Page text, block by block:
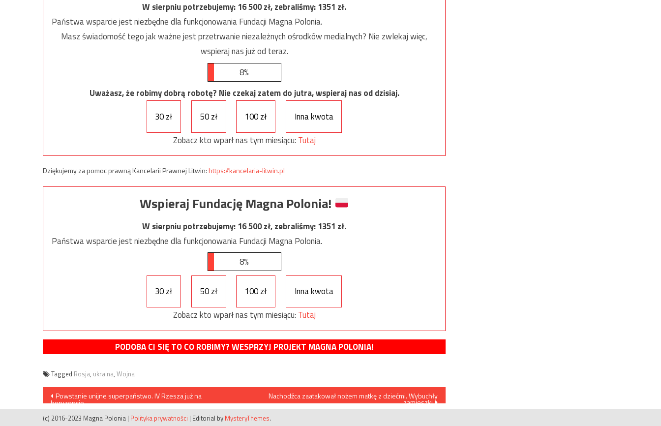
W sierpniu potrzebujemy:16 500zł, zebraliśmy:1351 zł.
Państwa wsparcie jest niezbędne dla funkcjonowania Fundacji Magna Polonia.
Masz świadomość tego jak ważne jest przetrwanie niezależnych ośrodków medialnych? Nie zwlekaj więc,
wspieraj nas już od teraz.
8%
Uważasz, że robimy dobrą robotę? Nie czekaj zatem do jutra, wspieraj nas od dzisiaj.
30 zł
50 zł 100 zł
Inna kwota
Zobacz kto wparł nas tym miesiącu: Tutaj
Dziękujemy za pomoc prawną Kancelarii Prawnej Litwin:https://kancelaria-litwin.pl
Wspieraj Fundację Magna Polonia!
W sierpniu potrzebujemy:16 500zł, zebraliśmy:1351 zł.
Państwa wsparcie jest niezbędne dla funkcjonowania Fundacji Magna Polonia.
8%
30 zł 50 zł 100 zł
Inna kwota
Zobacz kto wparł nas tym miesiącu: Tutaj
PODOBA CI SIĘ TO CO ROBIMY? WESPRZYJ PROJEKT MAGNA POLONIA!
Tagged Rosja, ukraina, Wojna
Nawigacja
wpisu
Powstanie unijne superpaństwo. IV Rzesza już na
horyzoncie
Nachodźca zaatakował nożem matkę z dziećmi. Wybuchły
zamieszki
(c) 2016-2023 Magna Polonia | Polityka prywatności | Editorial by MysteryThemes.